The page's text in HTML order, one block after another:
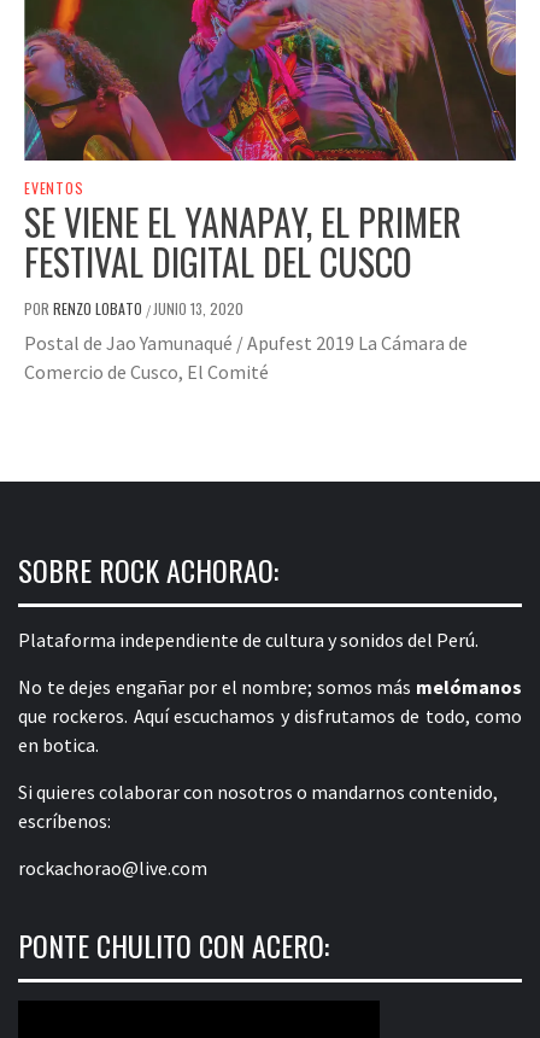
EVENTOS
SE VIENE EL YANAPAY, EL PRIMER
FESTIVAL DIGITAL DEL CUSCO
POR RENZO LOBATO / JUNIO 13, 2020
Postal de Jao Yamunaqué / Apufest 2019 La Cámara de
Comercio de Cusco, El Comité
SOBRE ROCK ACHORAO:
Plataforma independiente de cultura y sonidos del Perú.
No te dejes engañar por el nombre; somos más melómanos
que rockeros. Aquí escuchamos y disfrutamos de todo, como
en botica.
Si quieres colaborar con nosotros o mandarnos contenido,
escríbenos:
rockachorao@live.com
PONTE CHULITO CON ACERO: